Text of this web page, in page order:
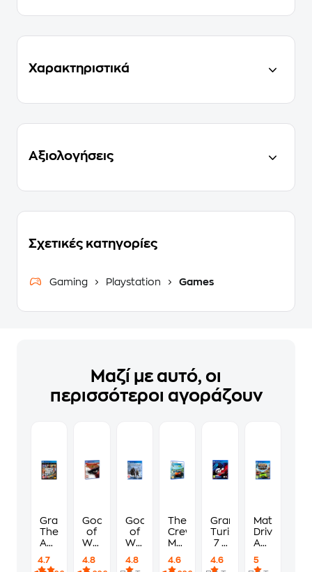
Χαρακτηριστικά
Αξιολογήσεις
Σχετικές κατηγορίες
Gaming Playstation Games
Μαζί με αυτό, οι
περισσότεροι αγοράζουν
Grand
Theft
Auto
Premium
4.7
God
of
War
Remastered
4.8
God
of
War
-
4.8
The
Crew
Motorfest
PS5
4.6
Gran
Turismo
7 -
4.6
Matchbox
Driving
Adventures
PS4
5